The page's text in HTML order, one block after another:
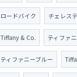
ロードバイク チェレス
Tiffany & Co. ティファ
ティファニーブルー